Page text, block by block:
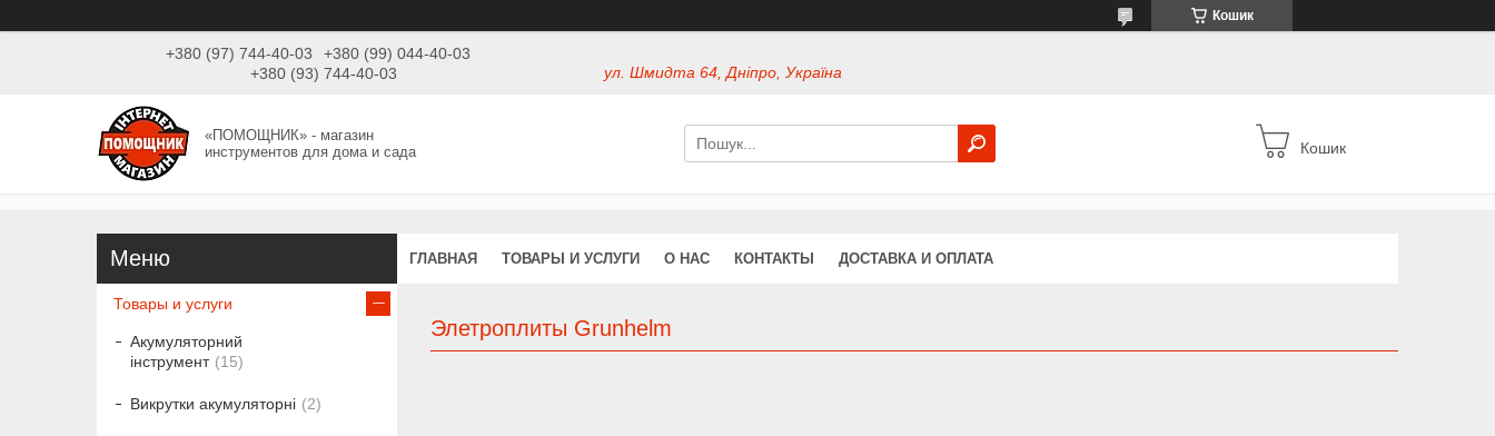
Кошик
+380 (97) 744-40-03
+380 (99) 044-40-03
+380 (93) 744-40-03
ул. Шмидта 64, Дніпро, Україна
«ПОМОЩНИК» - магазин
инструментов для дома и сада
Кошик
ГЛАВНАЯ ТОВАРЫ И УСЛУГИ О НАС КОНТАКТЫ ДОСТАВКА И ОПЛАТА
Элетроплиты Grunhelm
Товары и услуги
Акумуляторний
інструмент
15
Викрутки акумуляторні 2